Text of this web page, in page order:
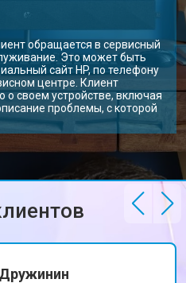
обращается в сервисный
Это может быть
сайт HP, по телефону
центре. Клиент
своем устройстве, включая
проблемы, с которой